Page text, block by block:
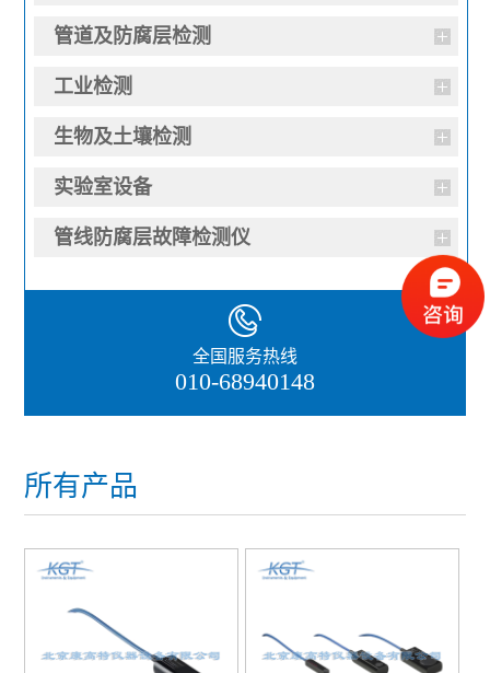
管道及防腐层检测
工业检测
生物及土壤检测
实验室设备
管线防腐层故障检测仪
全国服务热线
010-68940148
所有产品